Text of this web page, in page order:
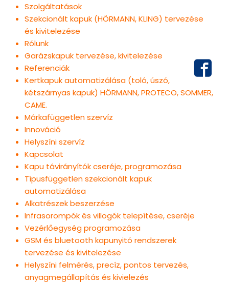
Szolgáltatások
Szekcionált kapuk (HÖRMANN, KLING) tervezése
és kivitelezése
Rólunk
Garázskapuk tervezése, kivitelezése
Referenciák
Kertkapuk automatizálása (toló, úszó,
kétszárnyas kapuk) HÖRMANN, PROTECO, SOMMER,
CAME.
Márkafüggetlen szervíz
Innováció
Helyszíni szervíz
Kapcsolat
Kapu távirányítók cseréje, programozása
Típusfüggetlen szekcionált kapuk
automatizálása
Alkatrészek beszerzése
Infrasorompók és villogók telepítése, cseréje
Vezérlőegység programozása
GSM és bluetooth kapunyitó rendszerek
tervezése és kivitelezése
Helyszíni felmérés, precíz, pontos tervezés,
anyagmegállapítás és kivielezés